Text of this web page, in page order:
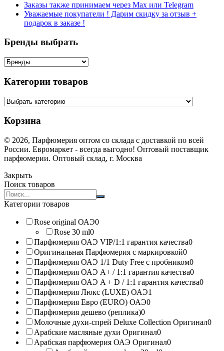
Заказы также принимаем через Max или Telegram
Уважаемые покупатели ! Дарим скидку за отзыв +
подарок в заказе !
Бренды выбрать
Категории товаров
Корзина
© 2026, Парфюмерия оптом со склада с доставкой по всей
России. Евромаркет - всегда выгодно! Оптовый поставщик
парфюмерии. Оптовый склад, г. Москва
Закрыть
Поиск товаров
Search
products:
Категории товаров
Rose original ОАЭ0
Rose 30 ml0
Парфюмерия ОАЭ VIP/1:1 гарантия качества0
Оригинальная Парфюмерия с маркировкой0
Парфюмерия ОАЭ 1/1 Duty Free с пробником0
Парфюмерия ОАЭ A+ / 1:1 гарантия качества0
Парфюмерия ОАЭ A + D / 1:1 гарантия качества0
Парфюмерия Люкс (LUXE) ОАЭ1
Парфюмерия Евро (EURO) ОАЭ0
Парфюмерия дешево (реплика)0
Молочные духи-спрей Deluxe Collection Оригинал0
Арабские масляные духи Оригинал0
Арабская парфюмерия ОАЭ Оригинал0